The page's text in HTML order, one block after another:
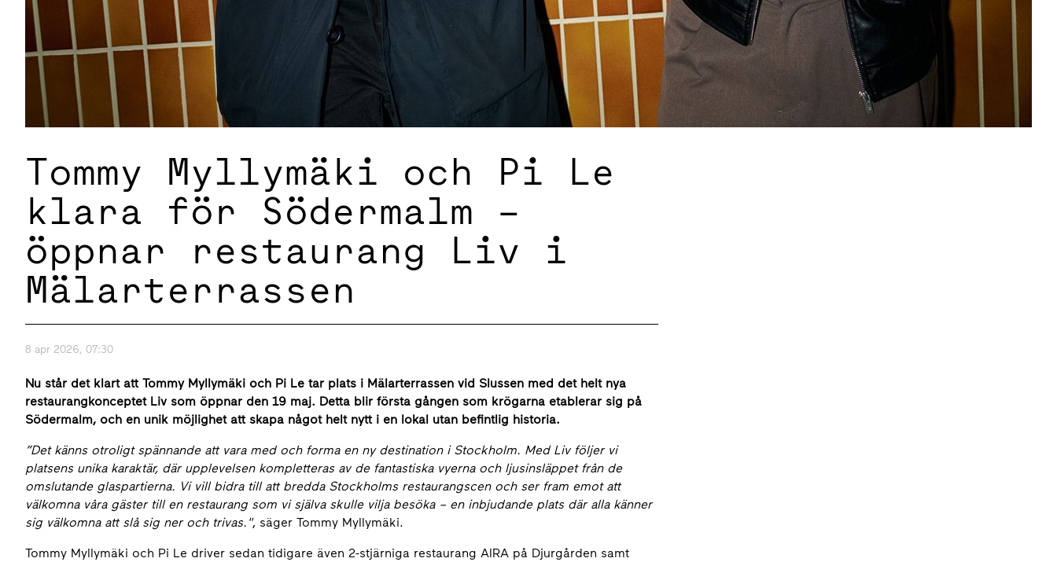
Tommy Myllymäki och Pi Le
klara för Södermalm –
öppnar restaurang Liv i
Mälarterrassen
8 apr 2026, 07:30
Nu står det klart att Tommy Myllymäki och Pi Le tar plats i Mälarterrassen vid Slussen med det helt nya
restaurangkonceptet Liv som öppnar den 19 maj. Detta blir första gången som krögarna etablerar sig på
Södermalm, och en unik möjlighet att skapa något helt nytt i en lokal utan befintlig historia.
”Det känns otroligt spännande att vara med och forma en ny destination i Stockholm. Med Liv följer vi
platsens unika karaktär, där upplevelsen kompletteras av de fantastiska vyerna och ljusinsläppet från de
omslutande glaspartierna. Vi vill bidra till att bredda Stockholms restaurangscen och ser fram emot att
välkomna våra gäster till en restaurang som vi själva skulle vilja besöka – en inbjudande plats där alla känner
sig välkomna att slå sig ner och trivas.", säger Tommy Myllymäki.
Tommy Myllymäki och Pi Le driver sedan tidigare även 2-stjärniga restaurang AIRA på Djurgården samt